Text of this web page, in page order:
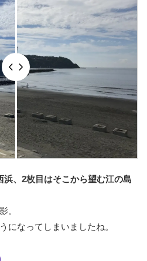
浜、2枚目はそこから望む江の島
。
になってしまいましたね。